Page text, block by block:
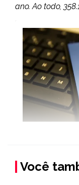
ano. Ao todo,
Você